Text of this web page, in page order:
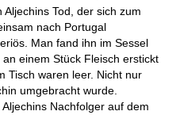
Tod, der sich zum
nach Portugal
Man fand ihn im Sessel
einem Stück Fleisch erstickt
Tisch waren leer. Nicht nur
umgebracht wurde.
Nachfolger auf dem